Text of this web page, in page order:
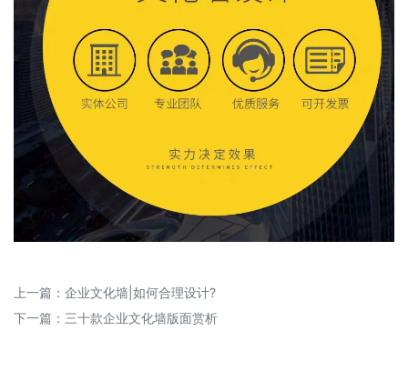
上一篇： 企业文化墙|如何合理设计?
下一篇： 三十款企业文化墙版面赏析